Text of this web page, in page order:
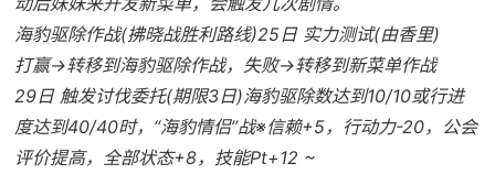
海豹驱除作战(拂晓战胜利路线)25日 实力测试(由香里)
打赢→转移到海豹驱除作战，失败→转移到新菜单作战
29日 触发讨伐委托(期限3日)海豹驱除数达到10/10或行进
度达到40/40时，“海豹情侣”战※信赖+5，行动力-20，公会
评价提高，全部状态+8，技能Pt+12 ~